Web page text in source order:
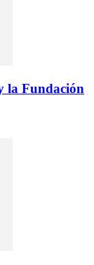
la Fundación